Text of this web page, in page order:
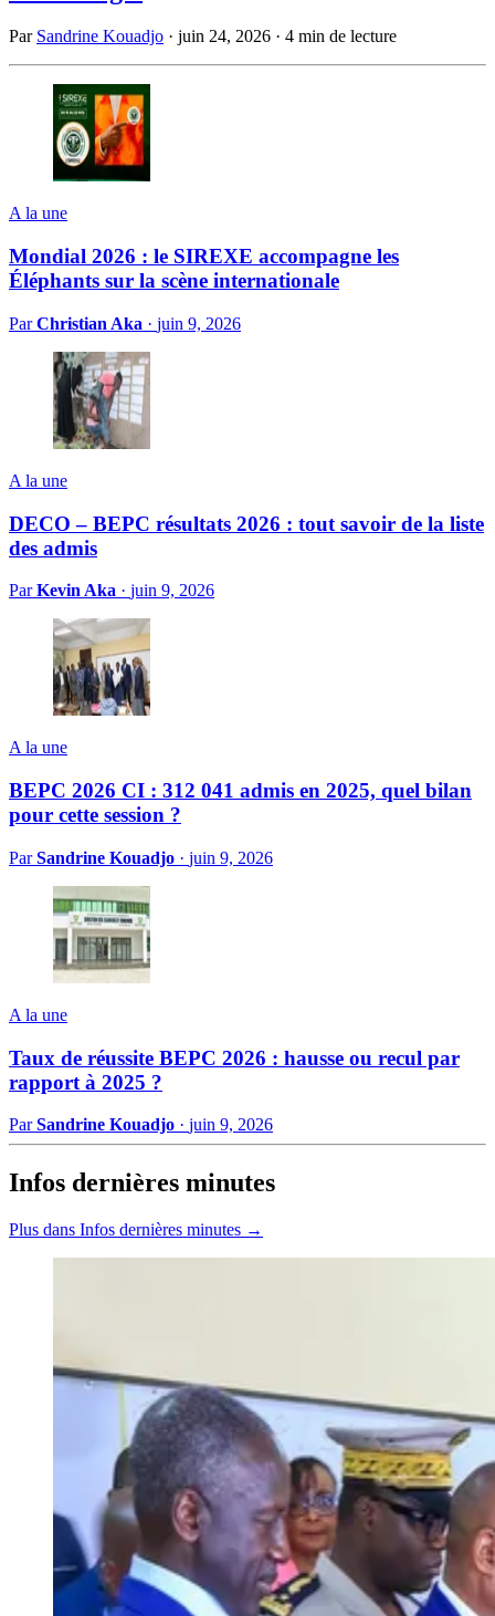
Par Sandrine Kouadjo · juin 24, 2026 · 4 min de lecture
A la une
Mondial 2026 : le SIREXE accompagne les
Éléphants sur la scène internationale
ParChristian Aka · juin 9, 2026
A la une
DECO – BEPC résultats 2026 : tout savoir de la liste
des admis
ParKevin Aka · juin 9, 2026
A la une
BEPC 2026 CI : 312 041 admis en 2025, quel bilan
pour cette session ?
ParSandrine Kouadjo · juin 9, 2026
A la une
Taux de réussite BEPC 2026 : hausse ou recul par
rapport à 2025 ?
ParSandrine Kouadjo · juin 9, 2026
Infos dernières minutes
Plus dans Infos dernières minutes →